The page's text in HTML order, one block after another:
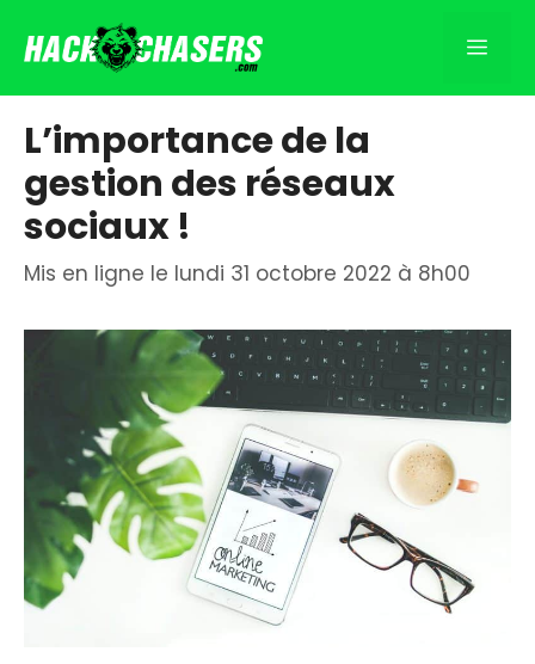
au
L’importance de la
gestion des réseaux
sociaux !
Mis en ligne le lundi 31 octobre 2022 à 8h00